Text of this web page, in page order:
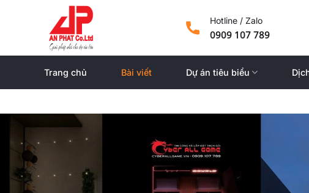
Hotline / Zalo
0909 107 789
Trang chủ Bài viết Dự án tiêu biểu